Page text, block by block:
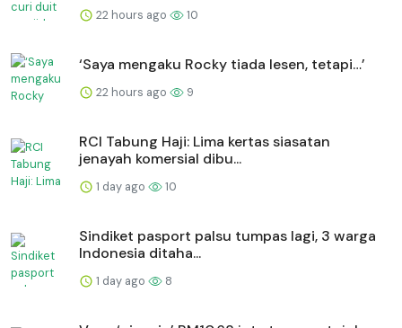
22 hours ago 10
‘Saya mengaku Rocky tiada lesen, tetapi…’
22 hours ago 9
RCI Tabung Haji: Lima kertas siasatan
jenayah komersial dibu...
1 day ago 10
Sindiket pasport palsu tumpas lagi, 3 warga
Indonesia ditaha...
1 day ago 8